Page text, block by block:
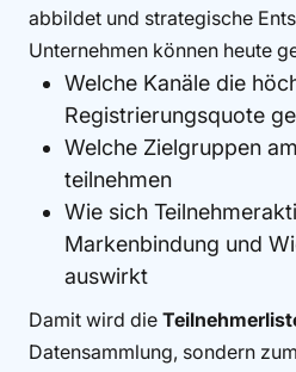
abbildet und strategische
Unternehmen können heute
Welche Kanäle die
Registrierungsquote
Welche Zielgruppen
teilnehmen
Wie sich
Markenbindung und
auswirkt
Damit wird die
Datensammlung, sondern